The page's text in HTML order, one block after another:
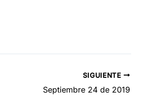
SIGUIENTE
Septiembre 24 de 2019